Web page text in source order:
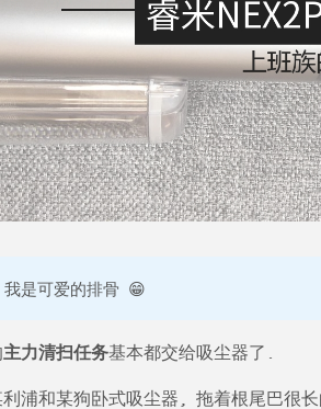
是可爱的排骨 😁
主力清扫任务基本都交给吸尘器了.
浦和某狗卧式吸尘器, 拖着根尾巴很长